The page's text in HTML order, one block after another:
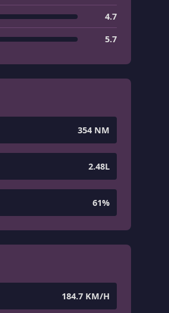
4.7
5.7
354 NM
2.48L
61%
184.7 KM/H